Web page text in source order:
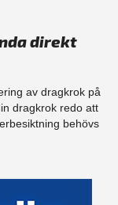
direkt
av dragkrok på
dragkrok redo att
behövs